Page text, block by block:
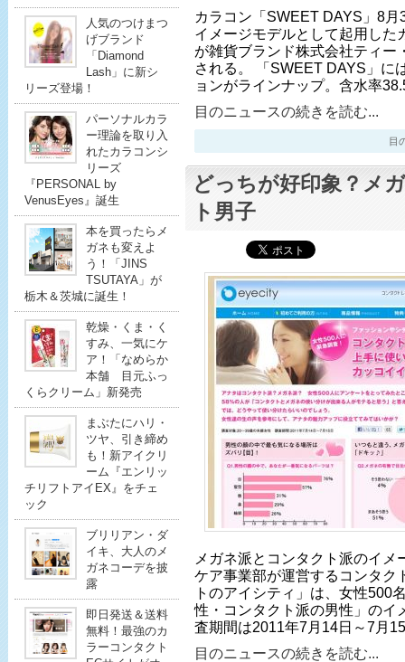
人気のつけまつ
げブランド
「Diamond
Lash」に新シ
リーズ登場！
パーソナルカラ
ー理論を取り入
れたカラコンシ
リーズ
『PERSONAL by
VenusEyes』誕生
本を買ったらメ
ガネも変えよ
う！「JINS
TSUTAYA」が
栃木＆茨城に誕生！
乾燥・くま・く
すみ、一気にケ
ア！「なめらか
本舗 目元ふっ
くらクリーム」新発売
まぶたにハリ・
ツヤ、引き締め
も！新アイクリ
ーム『エンリッ
チリフトアイEX』をチェ
ック
ブリリアン・ダ
イキ、大人のメ
ガネコーデを披
露
即日発送＆送料
無料！最強のカ
ラーコンタクト
カラコン「SWEET DAYS」8
イメージモデルとして起用した
が雑貨ブランド株式会社ティー
される。 「SWEET DAYS」に
ョンがラインナップ。含水率
目のニュースの続きを読む...
目
どっちが好印象？メ
ト男子
メガネ派とコンタクト派のイ
ケア事業部が運営するコンタク
トのアイシティ」は、女性500
性・コンタクト派の男性」のイ
査期間は2011年7月14日～7月
目のニュースの続きを読む...